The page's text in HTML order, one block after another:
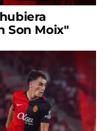
Son Moix"